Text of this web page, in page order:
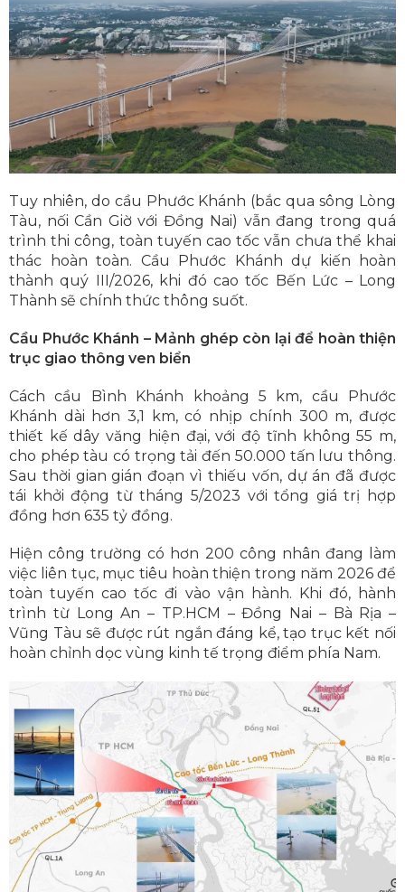
Tuy nhiên, do cầu Phước Khánh (bắc qua sông Lòng
Tàu, nối Cần Giờ với Đồng Nai) vẫn đang trong quá
trình thi công, toàn tuyến cao tốc vẫn chưa thể khai
thác hoàn toàn. Cầu Phước Khánh dự kiến hoàn
thành quý III/2026, khi đó cao tốc Bến Lức – Long
Thành sẽ chính thức thông suốt.
Cầu Phước Khánh – Mảnh ghép còn lại để hoàn thiện
trục giao thông ven biển
Cách cầu Bình Khánh khoảng 5 km, cầu Phước
Khánh dài hơn 3,1 km, có nhịp chính 300 m, được
thiết kế dây văng hiện đại, với độ tĩnh không 55 m,
cho phép tàu có trọng tải đến 50.000 tấn lưu thông.
Sau thời gian gián đoạn vì thiếu vốn, dự án đã được
tái khởi động từ tháng 5/2023 với tổng giá trị hợp
đồng hơn 635 tỷ đồng.
Hiện công trường có hơn 200 công nhân đang làm
việc liên tục, mục tiêu hoàn thiện trong năm 2026 để
toàn tuyến cao tốc đi vào vận hành. Khi đó, hành
trình từ Long An – TP.HCM – Đồng Nai – Bà Rịa –
Vũng Tàu sẽ được rút ngắn đáng kể, tạo trục kết nối
hoàn chỉnh dọc vùng kinh tế trọng điểm phía Nam.